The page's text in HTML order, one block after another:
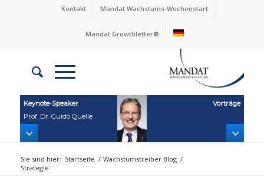
Kontakt Mandat Wachstums-Wochenstart
Mandat Growthletter®
Keynote‑Speaker
Prof. Dr. Guido Quelle
Vorträge
Sie sind hier: Startseite / Wachstumstreiber Blog /
Strategie